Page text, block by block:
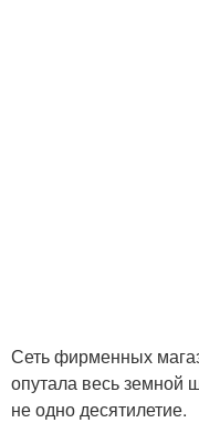
Сеть фирменных
опутала весь земной
не одно десятилетие.